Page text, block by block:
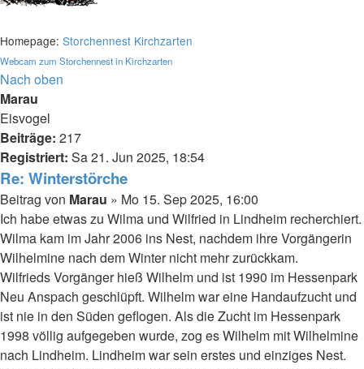
Homepage: Storchennest Kirchzarten
Webcam zum Storchennest in Kirchzarten
Nach oben
Marau
Eisvogel
Beiträge: 217
Registriert: Sa 21. Jun 2025, 18:54
Re: Winterstörche
Beitrag von Marau » Mo 15. Sep 2025, 16:00
Ich habe etwas zu Wilma und Wilfried in Lindheim recherchiert.
Wilma kam im Jahr 2006 ins Nest, nachdem ihre Vorgängerin
Wilhelmine nach dem Winter nicht mehr zurückkam.
Wilfrieds Vorgänger hieß Wilhelm und ist 1990 im Hessenpark
Neu Anspach geschlüpft. Wilhelm war eine Handaufzucht und
ist nie in den Süden geflogen. Als die Zucht im Hessenpark
1998 völlig aufgegeben wurde, zog es Wilhelm mit Wilhelmine
nach Lindheim. Lindheim war sein erstes und einziges Nest.